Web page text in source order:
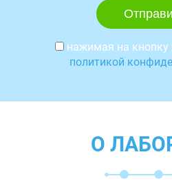
нажимая на
политикой
О